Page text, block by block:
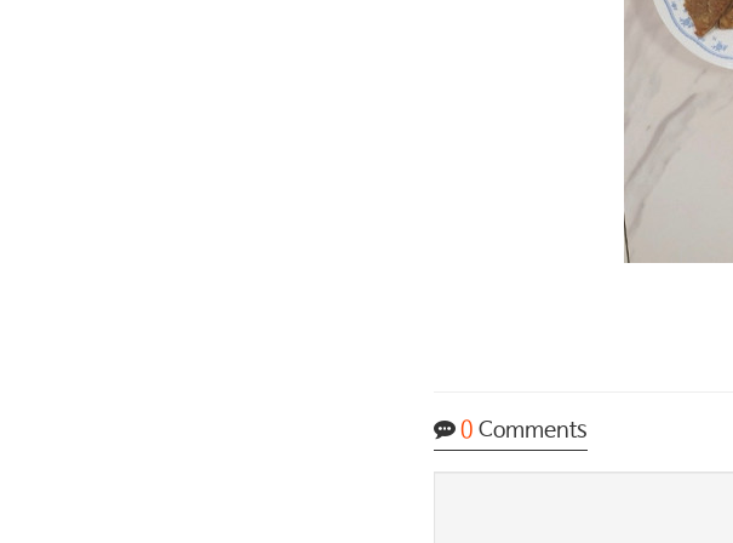
0 Comments